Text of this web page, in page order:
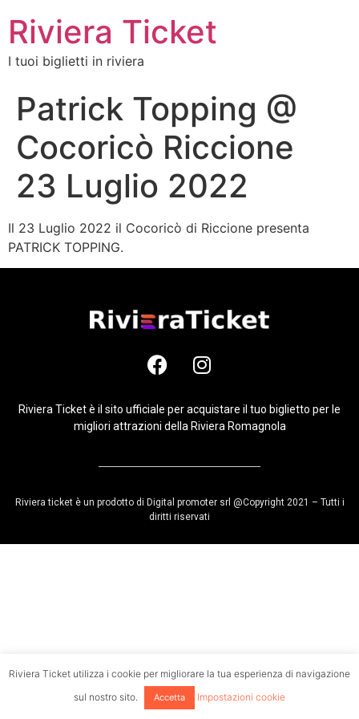
Riviera Ticket
I tuoi biglietti in riviera
Patrick Topping @
Cocoricò Riccione
23 Luglio 2022
Il 23 Luglio 2022 il Cocoricò di Riccione presenta
PATRICK TOPPING.
Riviera Ticket è il sito ufficiale per acquistare il tuo biglietto per le
migliori attrazioni della Riviera Romagnola
Riviera ticket è un prodotto di Digital promoter srl @Copyright 2021 – Tutti i
diritti riservati
Riviera Ticket utilizza i cookie per migliorare la tua esperienza di navigazione
sul nostro sito.
Accetta Impostazioni cookie